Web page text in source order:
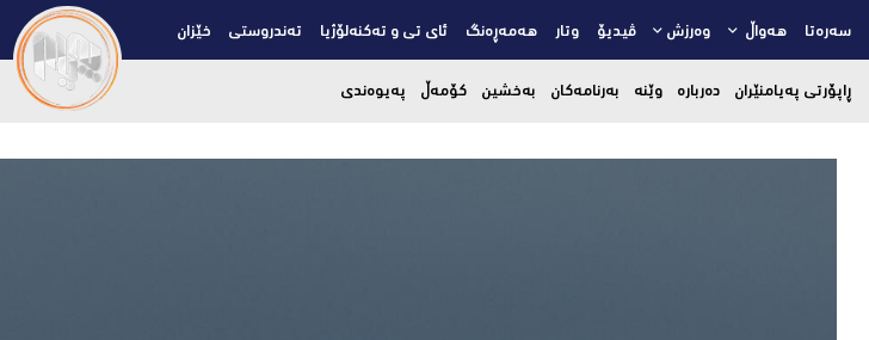
سەرەتا هەواڵ وەرزش ڤیدیۆ وتار هەمەڕەنگ ئای تی و تەکنەلۆژیا تەندروستی خێزان
ڕاپۆرتی پەیامنێران دەربارە وێنە بەرنامەکان بەخشین کۆمەڵ پەیوەندی